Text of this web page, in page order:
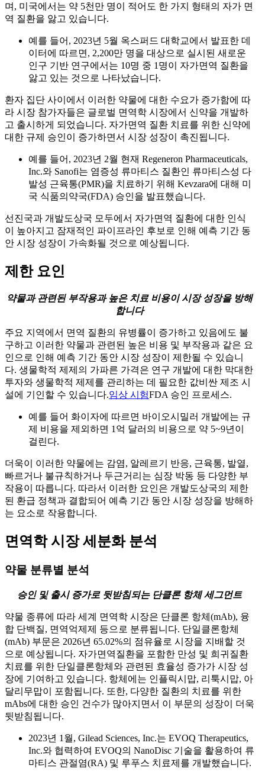
며, 미국에서는 약 5천만 명이 적어도 한 가지 형태의 자가 면
역 질환을 앓고 있습니다.
예를 들어, 2023년 5월 옥스퍼드 대학교에서 발표한 데
이터에 따르면, 2,200만 명을 대상으로 실시된 새로운
인구 기반 연구에서는 10명 중 1명이 자가면역 질환을
앓고 있는 것으로 나타났습니다.
환자 집단 사이에서 이러한 약물에 대한 수요가 증가함에 따
라 시장 참가자들은 글로벌 면역학 시장에서 신약을 개발하
고 출시하게 되었습니다. 자가면역 질환 치료를 위한 신약에
대한 규제 승인이 증가하면서 시장 성장이 촉진됩니다.
예를 들어, 2023년 2월 현재 Regeneron Pharmaceuticals,
Inc.와 Sanofi는 염증성 류마티스 질환인 류마티스성 다
발성 근육통(PMR)을 치료하기 위해 Kevzara에 대해 미
국 식품의약국(FDA) 승인을 발표했습니다.
선진국과 개발도상국 모두에서 자가면역 질환에 대한 인식
이 높아지고 잠재적인 파이프라인 후보로 인해 예측 기간 동
안 시장 성장이 가속화될 것으로 예상됩니다.
제한 요인
약물과 관련된 부작용과 높은 치료 비용이 시장 성장을 방해
합니다
주요 지역에서 면역 질환의 유병률이 증가하고 있음에도 불
구하고 이러한 약물과 관련된 높은 비용 및 부작용과 같은 요
인으로 인해 예측 기간 동안 시장 성장이 제한될 수 있습니
다. 생물학적 제제의 가파른 가격은 연구 개발에 대한 막대한
투자와 생물학적 제제를 관리하는 데 필요한 값비싼 제조 시
설에 기인할 수 있습니다.임상 시험FDA 승인 프로세스.
예를 들어 화이자에 따르면 바이오시밀러 개발에는 규
제 비용을 제외하면 1억 달러의 비용으로 약 5~9년이
걸린다.
더욱이 이러한 약물에는 감염, 알레르기 반응, 근육통, 발열,
빠르거나 불규칙하거나 두근거리는 심장 박동 등 다양한 부
작용이 따릅니다. 따라서 이러한 요인은 개발도상국의 제한
된 환급 정책과 결합되어 예측 기간 동안 시장 성장을 방해하
는 요소로 작용합니다.
면역학 시장 세분화 분석
약물 분류별 분석
승인 및 출시 증가로 뒷받침되는 단클론 항체 세그먼트
약물 종류에 따라 세계 면역학 시장은 단클론 항체(mAb), 융
합 단백질, 면역억제제 등으로 분류됩니다. 단일클론항체
(mAb) 부문은 2026년 65.02%의 점유율로 시장을 지배할 것
으로 예상됩니다. 자가면역질환을 포함한 만성 및 희귀질환
치료를 위한 단일클론항체와 관련된 효율성 증가가 시장 성
장에 기여하고 있습니다. 항체에는 인플릭시맙, 리툭시맙, 아
달리무맙이 포함됩니다. 또한, 다양한 질환의 치료를 위한
mAbs에 대한 승인 건수가 많아지면서 이 부문의 성장이 더욱
뒷받침됩니다.
2023년 1월, Gilead Sciences, Inc.는 EVOQ Therapeutics,
Inc.와 협력하여 EVOQ의 NanoDisc 기술을 활용하여 류
마티스 관절염(RA) 및 루푸스 치료제를 개발했습니다.